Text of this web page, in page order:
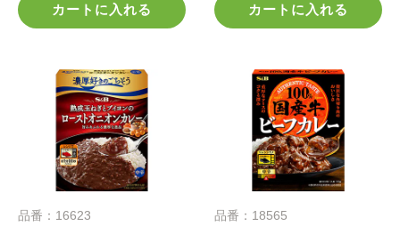
カートに入れる カートに入れる
品番：16623 品番：18565